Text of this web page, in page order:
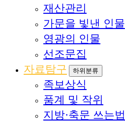
재산관리
가문을 빛낸 인물
영광의 인물
선조문집
자료탐구
하위분류
족보상식
품계 및 작위
지방·축문 쓰는법